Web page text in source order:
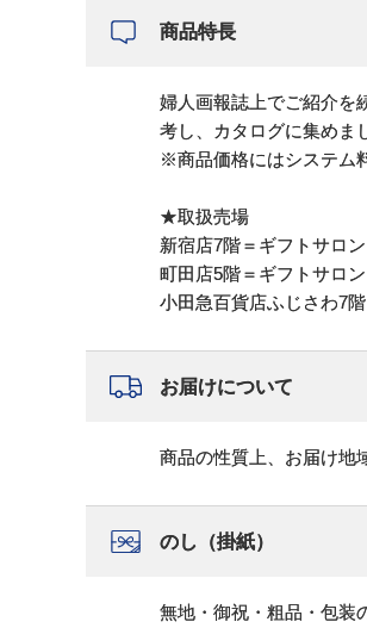
商品特長
婦人画報誌上でご紹介を
考し、カタログに集めま
※商品価格にはシステム
★取扱売場
新宿店7階＝ギフトサロン
町田店5階＝ギフトサロン
小田急百貨店ふじさわ7
お届けについて
商品の性質上、お届け地
のし（掛紙）
無地・御祝・粗品・包装